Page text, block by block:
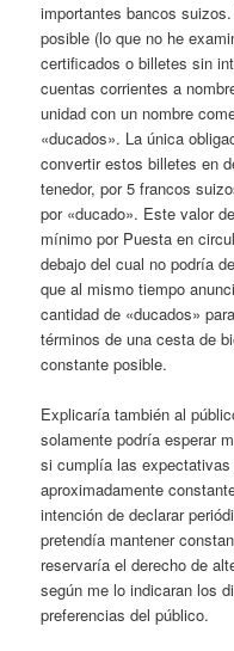
importantes bancos
posible (lo que no he
certificados o billetes sin
cuentas corrientes a
unidad con un nombre
«ducados». La única
convertir estos billetes en
tenedor, por 5 francos
por «ducado». Este valor
mínimo por Puesta en
debajo del cual no podría
que al mismo tiempo
cantidad de «ducados»
términos de una cesta de
constante posible.
Explicaría también al
solamente podría esperar
si cumplía las
aproximadamente
intención de declarar
pretendía mantener
reservaría el derecho de
según me lo indicaran los
preferencias del público.